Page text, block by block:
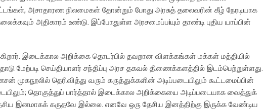
அசாதாரண நிலமைகள் தோன்றும் போது அரசுத் தலைவரின் கீழ் நேரடியாக
அதிகாரம் உண்டு. இப்போதுள்ள அரசமைப்பiயும் தாண்டி புதிய யாப்பின்
இடைக்கால அறிக்கை தொடர்பில் தவறான விளக்கங்கள் மக்கள் மத்தியில்
மேற்படி செய்தியாளர் சந்திப்பு அரச தகவல் திணைக்களத்தில் இடம்பெற்றுள்ளது.
தெரிவித்து வரும் கருத்துக்களின் அடிப்படையிலும் கூட்டமைப்பின்
தொகுத்துப் பார்த்தால் இடைக்கால அறிக்கையை அடிப்படையாக வைத்துக்
இனமாகக் கருதவே இல்லை. எனவே ஒரு தேசிய இனத்திற்கு இருக்க வேண்டிய